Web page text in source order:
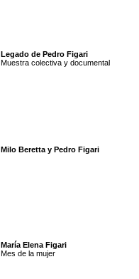
Legado de Pedro Figari
Muestra colectiva y documental
Milo Beretta y Pedro Figari
María Elena Figari
Mes de la mujer